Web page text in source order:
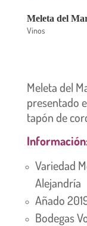
Meleta del
Vinos
Meleta del
presentado
tapón de
Variedad
Alejandría
Añado
Bodegas